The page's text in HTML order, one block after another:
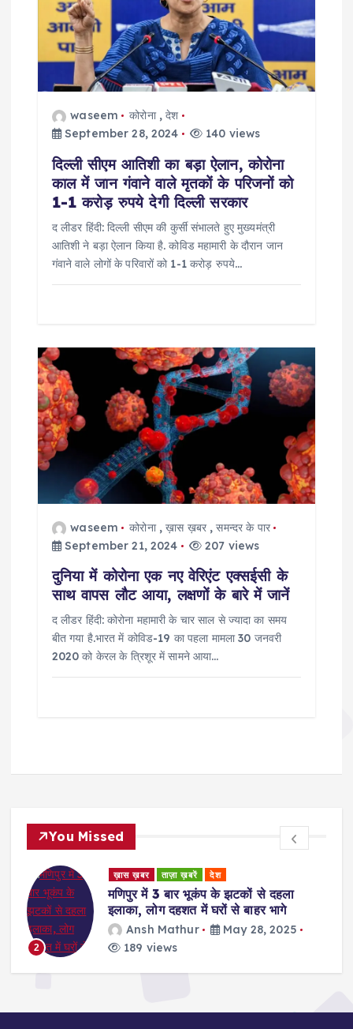
g
a
t
waseem कोरोना,देश
September 28, 2024
140 views
दिल्ली सीएम आतिशी का बड़ा ऐलान, कोरोना
काल में जान गंवाने वाले मृतकों के परिजनों को
1-1 करोड़ रुपये देगी दिल्ली सरकार
द लीडर हिंदी: दिल्ली सीएम की कुर्सी संभालते हुए मुख्यमंत्री
आतिशी ने बड़ा ऐलान किया है. कोविड महामारी के दौरान जान
गंवाने वाले लोगों के परिवारों को 1-1 करोड़ रुपये…
waseem कोरोना,ख़ास ख़बर,समन्दर के पार
September 21, 2024
207 views
दुनिया में कोरोना एक नए वेरिएंट एक्सईसी के
साथ वापस लौट आया, लक्षणों के बारे में जानें
द लीडर हिंदी: कोरोना महामारी के चार साल से ज्यादा का समय
बीत गया है.भारत में कोविड-19 का पहला मामला 30 जनवरी
2020 को केरल के त्रिशूर में सामने आया…
You Missed
2
ख़ास ख़बर ताज़ा ख़बरें देश
मणिपुर में 3 बार भूकंप के झटकों से दहला
इलाका, लोग दहशत में घरों से बाहर भागे
Ansh Mathur
May 28, 2025
189 views